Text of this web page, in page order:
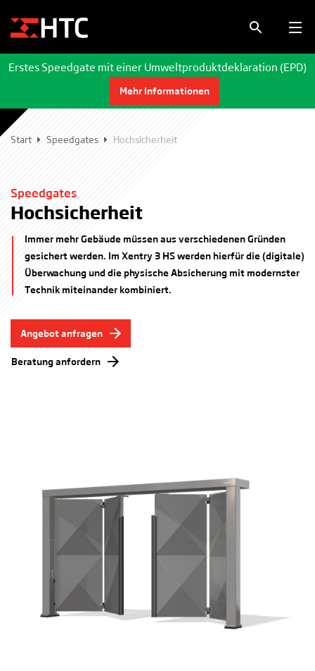
Erstes Speedgate mit einer Umweltproduktdeklaration (EPD)
Mehr Informationen
Start Speedgates Hochsicherheit
Speedgates
Hochsicherheit
Immer mehr Gebäude müssen aus verschiedenen Gründen
gesichert werden. Im Xentry 3 HS werden hierfür die (digitale)
Überwachung und die physische Absicherung mit modernster
Technik miteinander kombiniert.
Angebot anfragen
Beratung anfordern